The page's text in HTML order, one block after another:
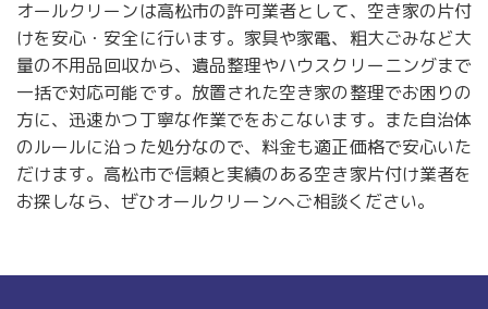
オールクリーンは高松市の許可業者として、空き家の片付
けを安心・安全に行います。家具や家電、粗大ごみなど大
量の不用品回収から、遺品整理やハウスクリーニングまで
一括で対応可能です。放置された空き家の整理でお困りの
方に、迅速かつ丁寧な作業でをおこないます。また自治体
のルールに沿った処分なので、料金も適正価格で安心いた
だけます。高松市で信頼と実績のある空き家片付け業者を
お探しなら、ぜひオールクリーンへご相談ください。